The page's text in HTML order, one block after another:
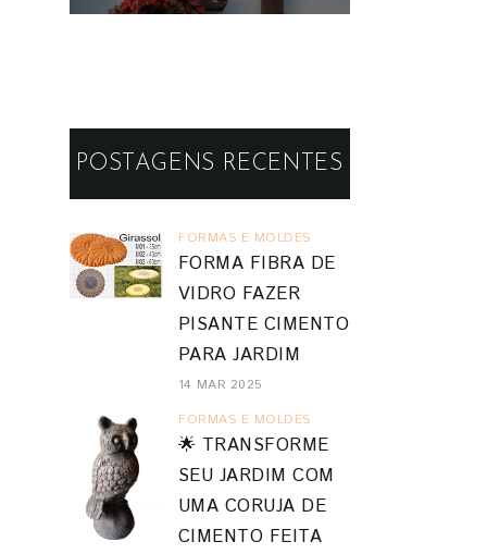
POSTAGENS RECENTES
FORMAS E MOLDES
FORMA FIBRA DE
VIDRO FAZER
PISANTE CIMENTO
PARA JARDIM
14 MAR 2025
FORMAS E MOLDES
🌟 TRANSFORME
SEU JARDIM COM
UMA CORUJA DE
CIMENTO FEITA